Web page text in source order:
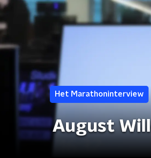
Het Marathoninterview
August